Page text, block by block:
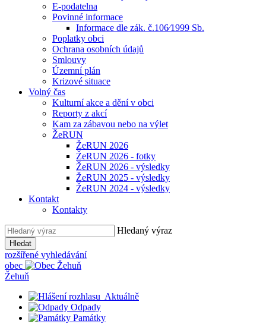
E-podatelna
Povinné informace
Informace dle zák. č.106⁄1999 Sb.
Poplatky obci
Ochrana osobních údajů
Smlouvy
Územní plán
Krizové situace
Volný čas
Kulturní akce a dění v obci
Reporty z akcí
Kam za zábavou nebo na výlet
ŽeRUN
ŽeRUN 2026
ŽeRUN 2026 - fotky
ŽeRUN 2026 - výsledky
ŽeRUN 2025 - výsledky
ŽeRUN 2024 - výsledky
Kontakt
Kontakty
Hledaný výraz
Hledat
rozšířené vyhledávání
obec
Žehuň
Aktuálně
Odpady
Památky